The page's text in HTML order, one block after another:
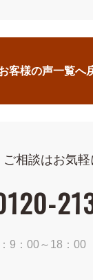
客様の声一覧へ
相談はお気軽
9：00～18：00